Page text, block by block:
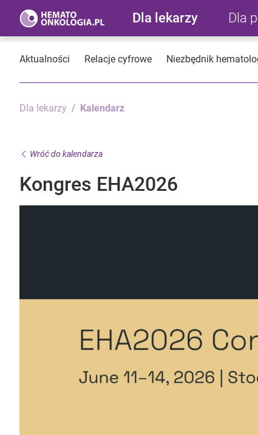
Dla lekarzy Dla
Aktualności Relacje cyfrowe Niezbędnik
Dla lekarzy Kalendarz
Wróć do kalendarza
Kongres EHA2026